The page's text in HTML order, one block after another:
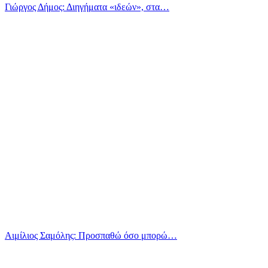
Γιώργος Δήμος: Διηγήματα «ιδεών», στα…
Αιμίλιος Σαμόλης: Προσπαθώ όσο μπορώ…